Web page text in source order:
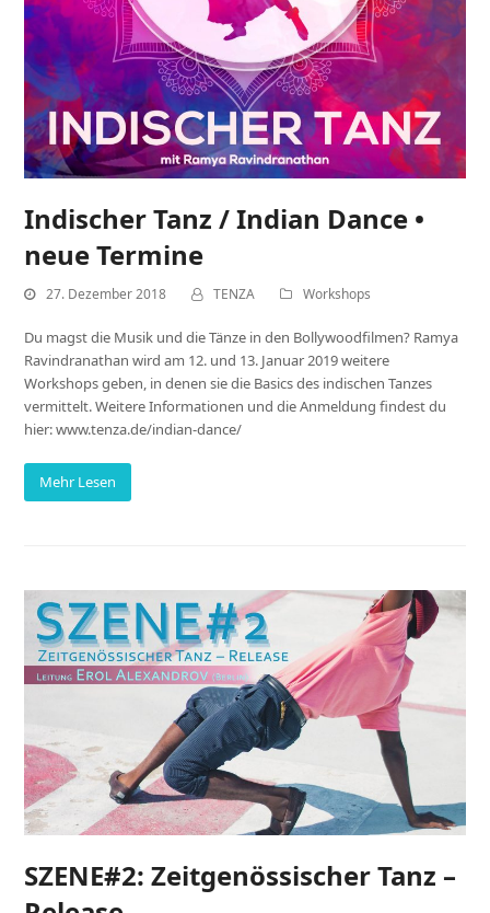
Indischer Tanz / Indian Dance •
neue Termine
27. Dezember 2018 TENZA Workshops
Du magst die Musik und die Tänze in den Bollywoodfilmen? Ramya
Ravindranathan wird am 12. und 13. Januar 2019 weitere
Workshops geben, in denen sie die Basics des indischen Tanzes
vermittelt. Weitere Informationen und die Anmeldung findest du
hier: www.tenza.de/indian-dance/
Mehr Lesen
SZENE#2: Zeitgenössischer Tanz –